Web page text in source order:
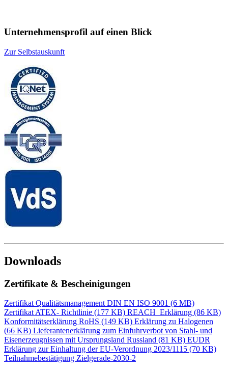
Unternehmensprofil auf einen Blick
Zur Selbstauskunft
Downloads
Zertifikate & Bescheinigungen
Zertifikat Qualitätsmanagement DIN EN ISO 9001 (6 MB)
Zertifikat ATEX- Richtlinie (177 KB) REACH_Erklärung (86 KB)
Konformitätserklärung RoHS (149 KB) Erklärung zu Halogenen
(66 KB) Lieferantenerklärung zum Einfuhrverbot von Stahl- und
Eisenerzeugnissen mit Ursprungsland Russland (81 KB) EUDR
Erklärung zur Einhaltung der EU-Verordnung 2023/1115 (70 KB)
Teilnahmebestätigung Zielgerade-2030-2